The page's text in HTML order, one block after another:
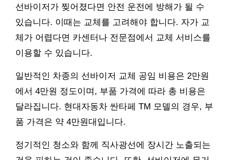
선바이저가 찢어졌다면 안전 운전에 방해가 될 수
있습니다. 이때는 교체를 고려해야 합니다. 자가 교
체가 어렵다면 카센터나 전문점에서 교체 서비스를
이용할 수 있습니다.
일반적인 차종의 선바이저 교체 공임 비용은 2만원
에서 4만원 정도이며, 부품 가격에 따라 총 비용은
달라집니다. 현대자동차 싼타페 TM 모델의 경우, 부
품 가격은 약 4만원대입니다.
정기적인 청소와 함께 직사광선에 장시간 노출되는